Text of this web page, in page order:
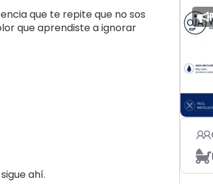
que te repite que no sos
que aprendiste a ignorar
ahí.